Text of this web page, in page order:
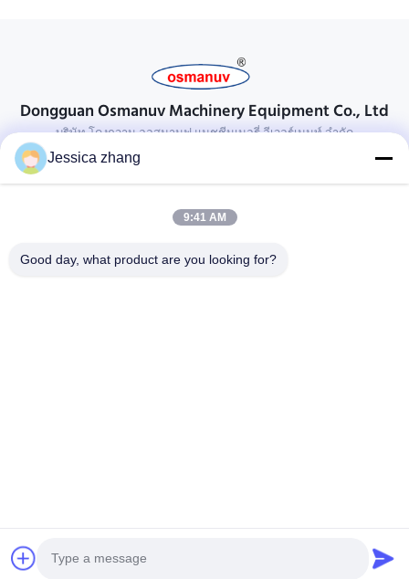
Dongguan Osmanuv Machinery Equipment Co., Ltd
บริษัท โดงกวาน ออสมานูฟ แมชชีนเนอรี่ อีเวอร์เมนท์ จํากัด
ติดต่อ
28 อุตสาหกรรมที่สอง Liu chong wei, Wanjiang, DongGuan,
86-769 -88125248
Copyright © 2021-2026 Dongguan Osmanuv Machinery Equipment Co., Ltd.
Jessica zhang
9:41 AM
Good day, what product are you looking for?